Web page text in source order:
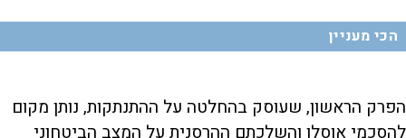
הכי מעניין
הפרק הראשון, שעוסק בהחלטה על ההתנתקות, נותן מקום
להסכמי אוסלו והשלכתם ההרסנית על המצב הביטחוני